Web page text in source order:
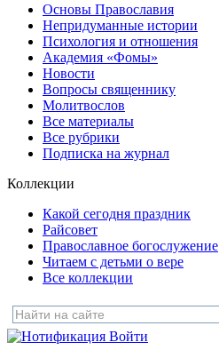
Основы Православия
Непридуманные истории
Психология и отношения
Академия «Фомы»
Новости
Вопросы священнику
Молитвослов
Все материалы
Все рубрики
Подписка на журнал
Коллекции
Какой сегодня праздник
Райсовет
Православное богослужение
Читаем с детьми о вере
Все коллекции
Войти